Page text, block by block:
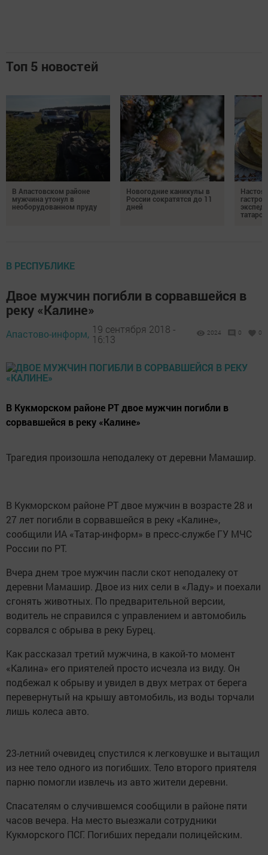
Топ 5 новостей
В Апастовском районе
мужчина утонул в
необорудованном пруду
Новогодние каникулы в
России сократятся до 11
дней
В РЕСПУБЛИКЕ
Двое мужчин погибли в сорвавшейся в
реку «Калине»
Апастово-информ, 19 сентября 2018 -
16:13
2024 0 0
В Кукморском районе РТ двое мужчин погибли в
сорвавшейся в реку «Калине»
Трагедия произошла неподалеку от деревни Мамашир.
В Кукморском районе РТ двое мужчин в возрасте 28 и
27 лет погибли в сорвавшейся в реку «Калине»,
сообщили ИА «Татар-информ» в пресс-службе ГУ МЧС
России по РТ.
Вчера днем трое мужчин пасли скот неподалеку от
деревни Мамашир. Двое из них сели в «Ладу» и поехали
сгонять животных. По предварительной версии,
водитель не справился с управлением и автомобиль
сорвался с обрыва в реку Бурец.
Как рассказал третий мужчина, в какой-то момент
«Калина» его приятелей просто исчезла из виду. Он
подбежал к обрыву и увидел в двух метрах от берега
перевернутый на крышу автомобиль, из воды торчали
лишь колеса авто.
23-летний очевидец спустился к легковушке и вытащил
из нее тело одного из погибших. Тело второго приятеля
парню помогли извлечь из авто жители деревни.
Спасателям о случившемся сообщили в районе пяти
часов вечера. На место выезжали сотрудники
Кукморского ПСГ. Погибших передали полицейским.